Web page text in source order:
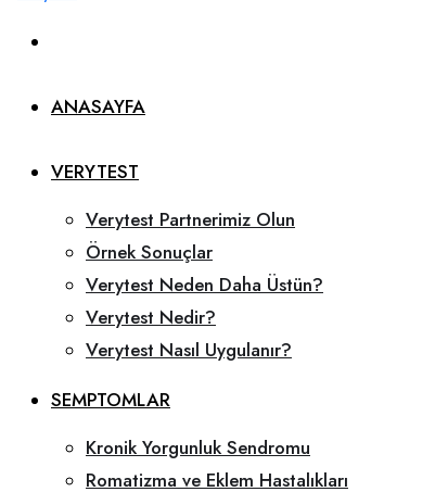
ANASAYFA
VERYTEST
Verytest Partnerimiz Olun
Örnek Sonuçlar
Verytest Neden Daha Üstün?
Verytest Nedir?
Verytest Nasıl Uygulanır?
SEMPTOMLAR
Kronik Yorgunluk Sendromu
Romatizma ve Eklem Hastalıkları